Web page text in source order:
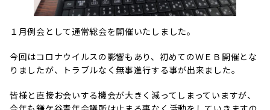
１月例会として通常総会を開催いたしました。
今回はコロナウイルスの影響もあり、初めてのＷＥＢ開催とな
りましたが、トラブルなく無事進行する事が出来ました。
皆様と直接お会いする機会が大きく減ってしまっていますが、